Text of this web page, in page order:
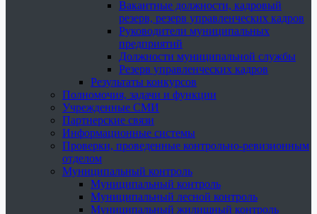
Вакантные должности, кадровый
резерв, резерв управленческих кадров
Руководители муниципальных
предприятий
Должности муниципальной службы
Резерв управленческих кадров
Результаты конкурсов
Полномочия, задачи и функции
Учрежденные СМИ
Партнерские связи
Информационные системы
Проверки, проведенные контрольно-ревизионным
отделом
Муниципальный контроль
Муниципальный контроль
Муниципальный лесной контроль
Муниципальный жилищный контроль